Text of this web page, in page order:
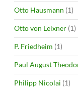
Otto Hausmann (1)
Otto von Leixner (1)
P. Friedheim (1)
Paul August
Philipp Nicolai (1)